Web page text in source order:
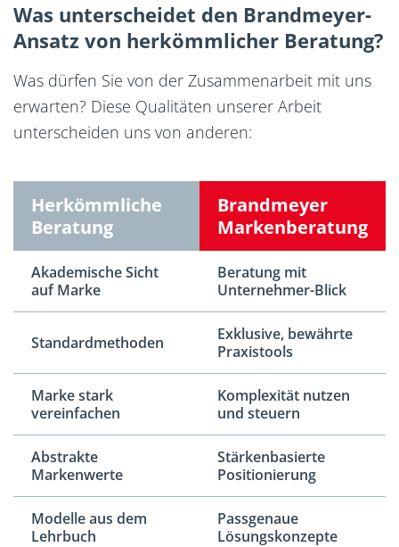
Was unterscheidet den Brandmeyer-
Ansatz von herkömmlicher Beratung?
Was dürfen Sie von der Zusammenarbeit mit uns
erwarten? Diese Qualitäten unserer Arbeit
unterscheiden uns von anderen:
Herkömmliche
Beratung
Brandmeyer
Marken­beratung
Akademische Sicht
auf Marke
Beratung mit
Unternehmer-Blick
Standardmethoden
Exklusive, bewährte
Praxistools
Marke stark
vereinfachen
Komplexität nutzen
und steuern
Abstrakte
Markenwerte
Stärkenbasierte
Positionierung
Modelle aus dem
Lehrbuch
Passgenaue
Lösungskonzepte